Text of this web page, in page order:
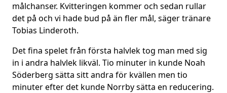
målchanser. Kvitteringen kommer och sedan rullar
det på och vi hade bud på än fler mål, säger tränare
Tobias Linderoth.
Det fina spelet från första halvlek tog man med sig
in i andra halvlek likväl. Tio minuter in kunde Noah
Söderberg sätta sitt andra för kvällen men tio
minuter efter det kunde Norrby sätta en reducering.